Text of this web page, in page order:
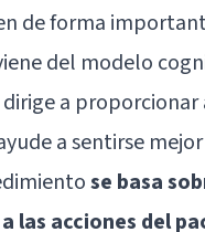
de forma
del modelo
a
a sentirse
se basa
las acciones del